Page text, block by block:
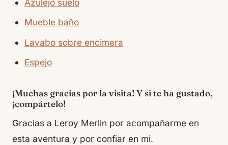
Mueble baño
Lavabo sobre encimera
Espejo
¡Muchas gracias por la visita! Y si te ha gustado,
¡compártelo!
Gracias a Leroy Merlin por acompañarme en
esta aventura y por confiar en mi.